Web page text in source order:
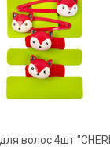
волос 4шт